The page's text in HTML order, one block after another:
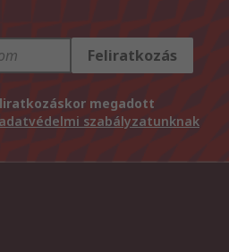
Feliratkozás
megadott
adatvédelmi szabályzatunknak